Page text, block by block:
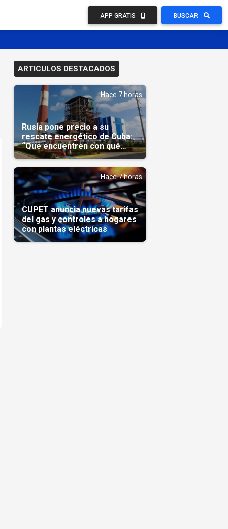
APP GRATIS BUSCAR
ARTICULOS DESTACADOS
Hace 7 horas
Rusia pone precio a su
rescate energético de Cuba:
“Que encuentren con qué
pagarnos”
Hace 7 horas
CUPET anuncia nuevas tarifas
del gas y controles a hogares
con plantas eléctricas